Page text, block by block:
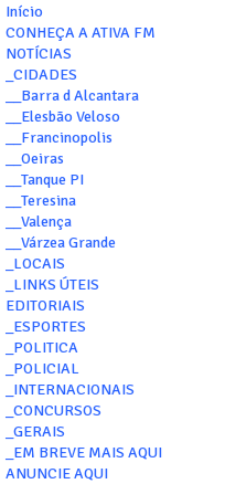
Início
CONHEÇA A ATIVA FM
NOTÍCIAS
_CIDADES
__Barra d Alcantara
__Elesbão Veloso
__Francinopolis
__Oeiras
__Tanque PI
__Teresina
__Valença
__Várzea Grande
_LOCAIS
_LINKS ÚTEIS
EDITORIAIS
_ESPORTES
_POLITICA
_POLICIAL
_INTERNACIONAIS
_CONCURSOS
_GERAIS
_EM BREVE MAIS AQUI
ANUNCIE AQUI